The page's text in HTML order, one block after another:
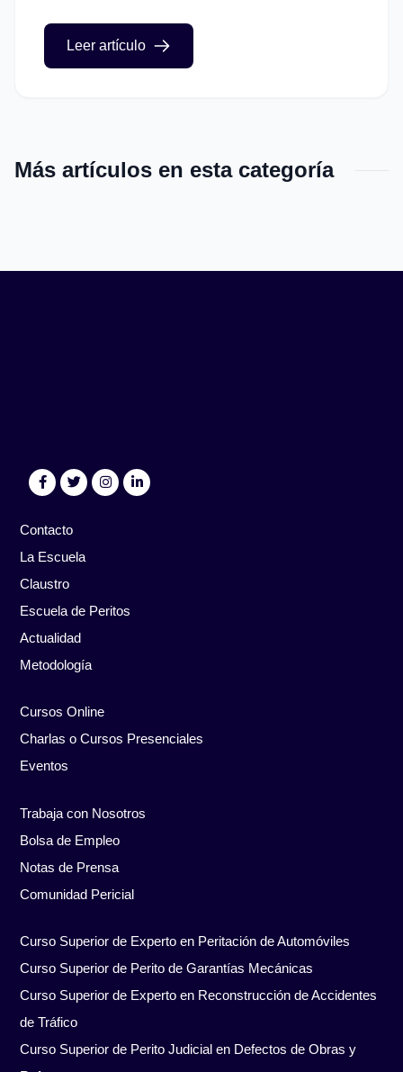
legales para que sea válido en...
Leer artículo
Más artículos en esta categoría
Contacto
La Escuela
Claustro
Escuela de Peritos
Actualidad
Metodología
Cursos Online
Charlas o Cursos Presenciales
Eventos
Trabaja con Nosotros
Bolsa de Empleo
Notas de Prensa
Comunidad Pericial
Curso Superior de Experto en Peritación de Automóviles
Curso Superior de Perito de Garantías Mecánicas
Curso Superior de Experto en Reconstrucción de Accidentes
de Tráfico
Curso Superior de Perito Judicial en Defectos de Obras y